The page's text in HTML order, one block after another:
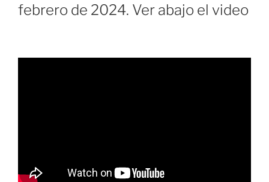
febrero de 2024. Ver abajo el video